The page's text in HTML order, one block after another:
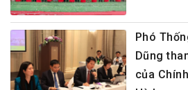
Phó
Dũng
của